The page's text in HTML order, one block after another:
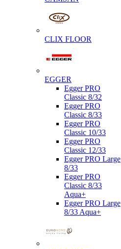
CLIX FLOOR
EGGER
Egger PRO
Classic 8/32
Egger PRO
Classic 8/33
Egger PRO
Classic 10/33
Egger PRO
Classic 12/33
Egger PRO Large
8/33
Egger PRO
Classic 8/33
Aqua+
Egger PRO Large
8/33 Aqua+